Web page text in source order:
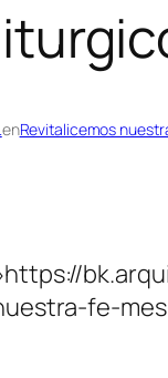
enRevitalicemos
fe-mes-